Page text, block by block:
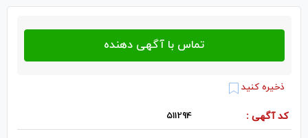
ذخیره کنید
کد آگهی : 511294